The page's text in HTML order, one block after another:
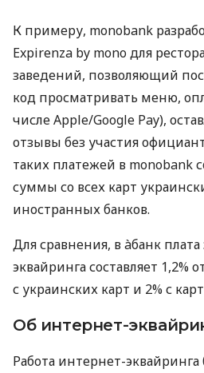
К примеру, monobank
Expirenza by mono для
заведений, позволяющий
код просматривать меню,
числе Apple/Google Pay),
отзывы без участия
таких платежей в monobank
суммы со всех карт
иностранных банков.
Для сравнения, в àбанк плата
эквайринга составляет 1,2%
с украинских карт и 2% с
Об интернет-
Работа интернет-эквайринга